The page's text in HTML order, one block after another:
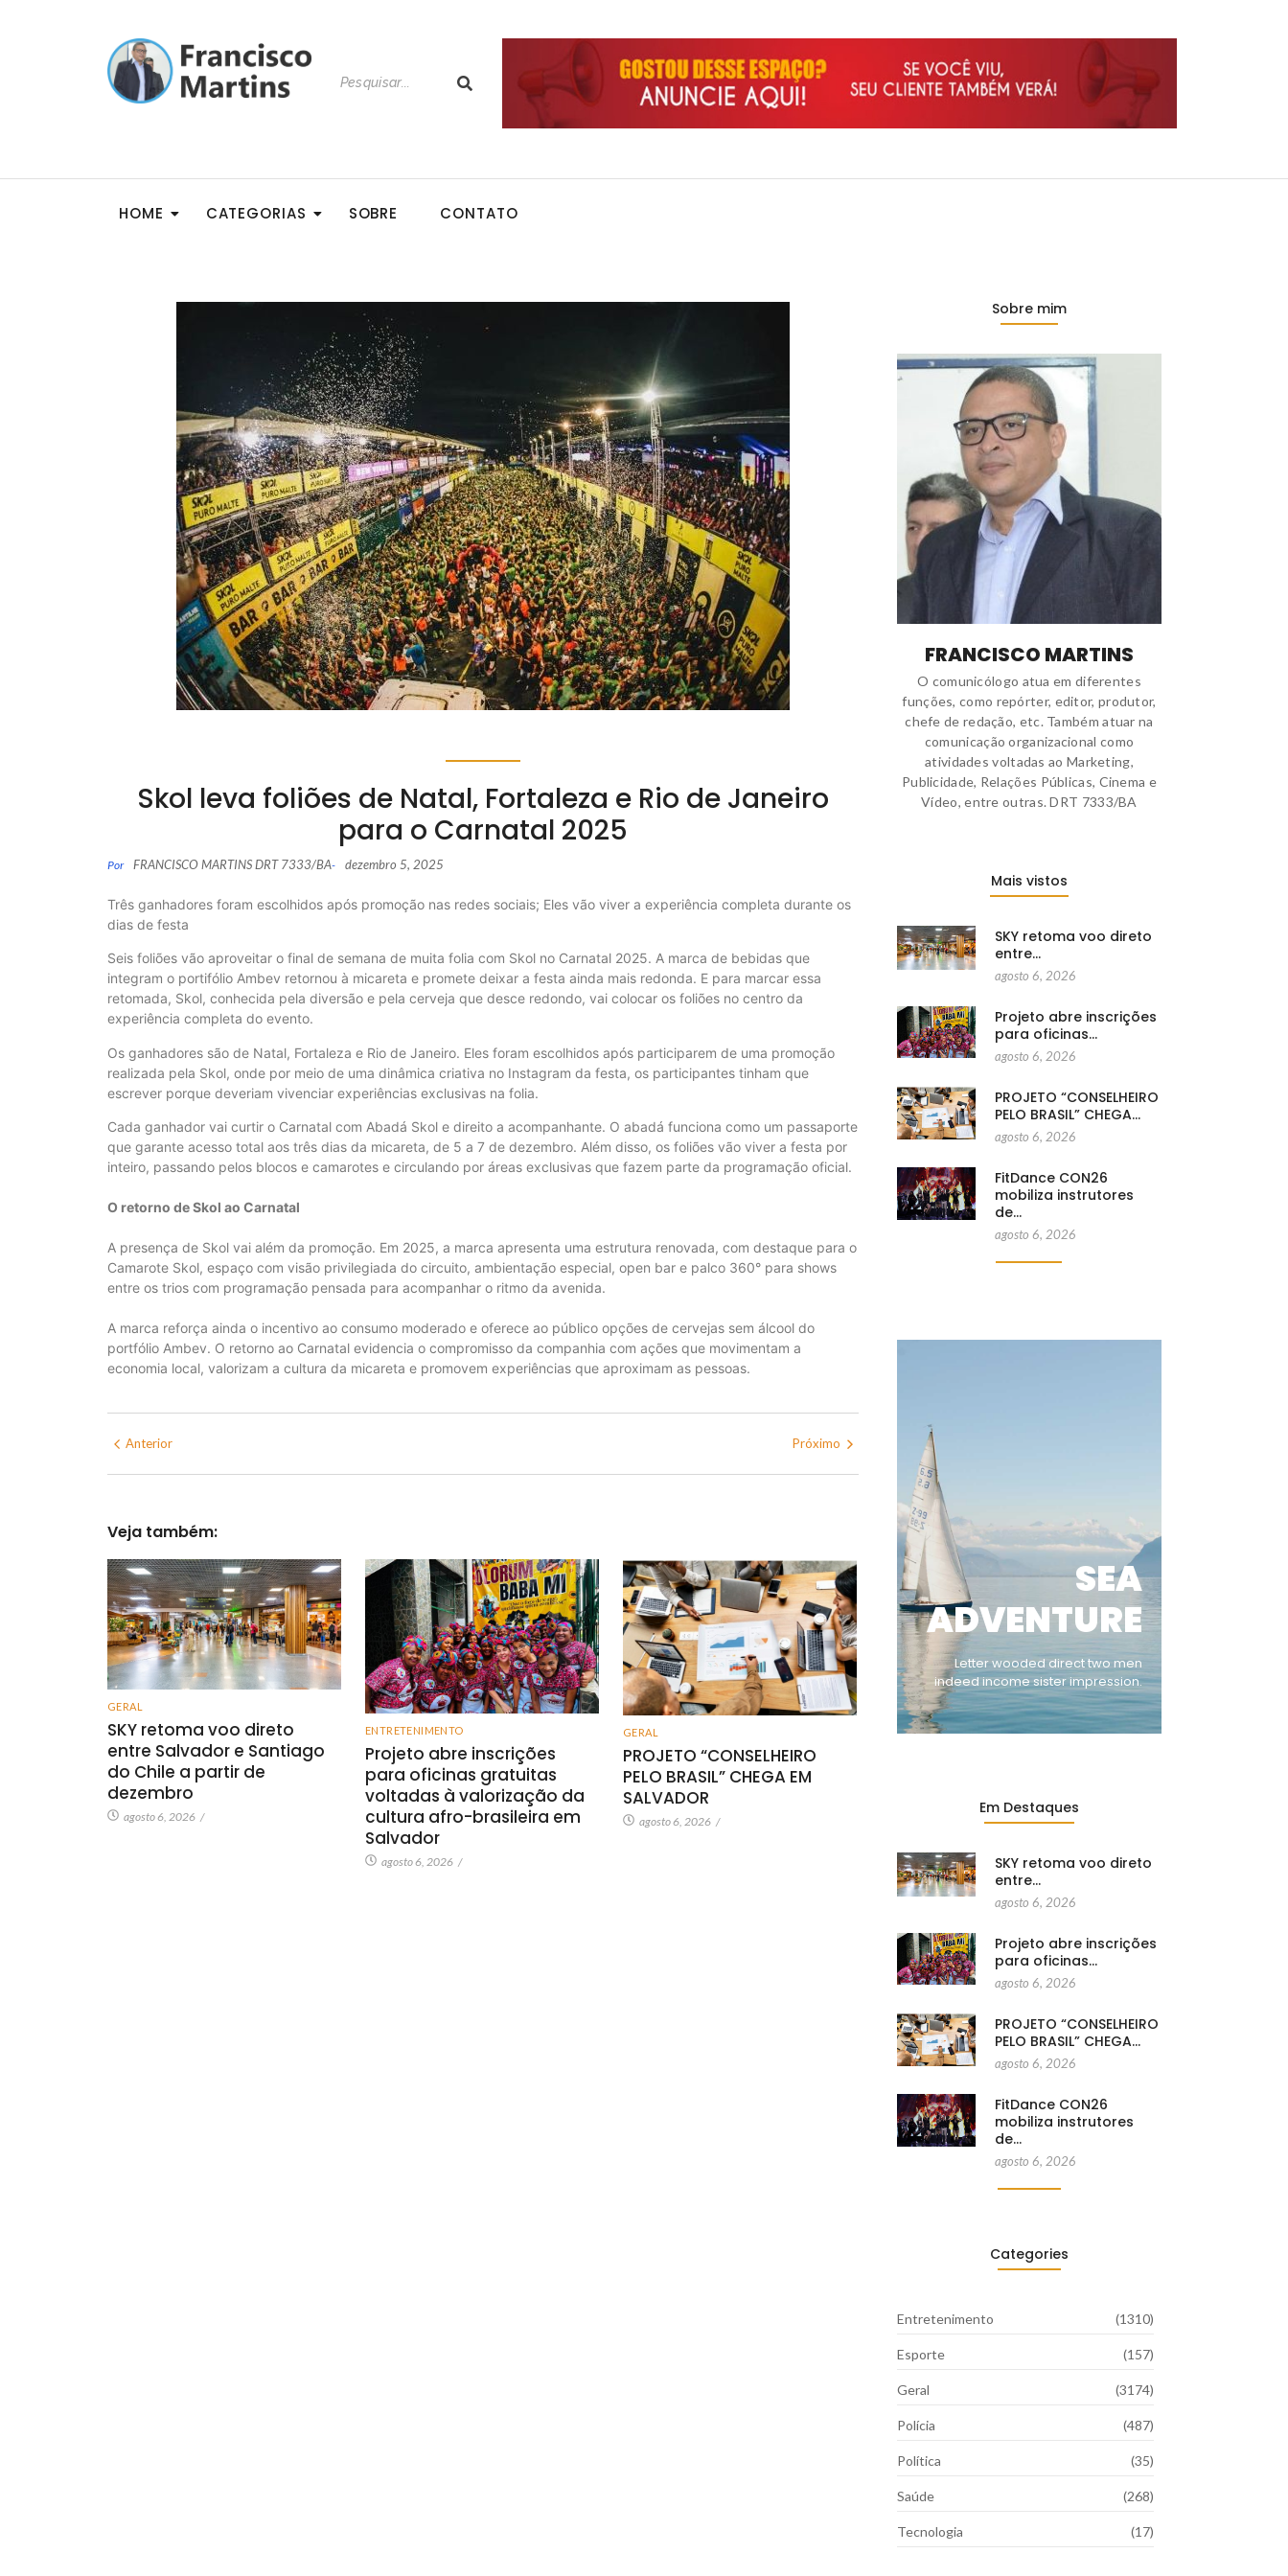
HOME CATEGORIAS SOBRE CONTATO
Skol leva foliões de Natal, Fortaleza e Rio de Janeiro
para o Carnatal 2025
Por FRANCISCO MARTINS DRT 7333/BA- dezembro 5, 2025
Três ganhadores foram escolhidos após promoção nas redes sociais; Eles vão viver a experiência completa durante os
dias de festa
Seis foliões vão aproveitar o final de semana de muita folia com Skol no Carnatal 2025. A marca de bebidas que
integram o portifólio Ambev retornou à micareta e promete deixar a festa ainda mais redonda. E para marcar essa
retomada, Skol, conhecida pela diversão e pela cerveja que desce redondo, vai colocar os foliões no centro da
experiência completa do evento.
Os ganhadores são de Natal, Fortaleza e Rio de Janeiro. Eles foram escolhidos após participarem de uma promoção
realizada pela Skol, onde por meio de uma dinâmica criativa no Instagram da festa, os participantes tinham que
escrever porque deveriam vivenciar experiências exclusivas na folia.
Cada ganhador vai curtir o Carnatal com Abadá Skol e direito a acompanhante. O abadá funciona como um passaporte
que garante acesso total aos três dias da micareta, de 5 a 7 de dezembro. Além disso, os foliões vão viver a festa por
inteiro, passando pelos blocos e camarotes e circulando por áreas exclusivas que fazem parte da programação oficial.
O retorno de Skol ao Carnatal
A presença de Skol vai além da promoção. Em 2025, a marca apresenta uma estrutura renovada, com destaque para o
Camarote Skol, espaço com visão privilegiada do circuito, ambientação especial, open bar e palco 360° para shows
entre os trios com programação pensada para acompanhar o ritmo da avenida.
A marca reforça ainda o incentivo ao consumo moderado e oferece ao público opções de cervejas sem álcool do
portfólio Ambev. O retorno ao Carnatal evidencia o compromisso da companhia com ações que movimentam a
economia local, valorizam a cultura da micareta e promovem experiências que aproximam as pessoas.
Anterior Próximo
Veja também:
GERAL
SKY retoma voo direto
entre Salvador e Santiago
do Chile a partir de
dezembro
agosto 6, 2026 /
ENTRETENIMENTO
Projeto abre inscrições
para oficinas gratuitas
voltadas à valorização da
cultura afro-brasileira em
Salvador
agosto 6, 2026 /
GERAL
PROJETO “CONSELHEIRO
PELO BRASIL” CHEGA EM
SALVADOR
agosto 6, 2026 /
Sobre mim
FRANCISCO MARTINS
O comunicólogo atua em diferentes
funções, como repórter, editor, produtor,
chefe de redação, etc. Também atuar na
comunicação organizacional como
atividades voltadas ao Marketing,
Publicidade, Relações Públicas, Cinema e
Vídeo, entre outras. DRT 7333/BA
Mais vistos
SKY retoma voo direto
entre…
agosto 6, 2026
Projeto abre inscrições
para oficinas…
agosto 6, 2026
PROJETO “CONSELHEIRO
PELO BRASIL” CHEGA…
agosto 6, 2026
FitDance CON26
mobiliza instrutores
de…
agosto 6, 2026
SEA
ADVENTURE
Letter wooded direct two men
indeed income sister impression.
Em Destaques
SKY retoma voo direto
entre…
agosto 6, 2026
Projeto abre inscrições
para oficinas…
agosto 6, 2026
PROJETO “CONSELHEIRO
PELO BRASIL” CHEGA…
agosto 6, 2026
FitDance CON26
mobiliza instrutores
de…
agosto 6, 2026
Categories
Entretenimento (1310)
Esporte (157)
Geral (3174)
Polícia (487)
Política (35)
Saúde (268)
Tecnologia (17)